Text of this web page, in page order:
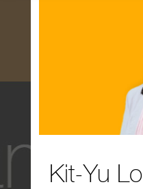
Kit-Yu Lo